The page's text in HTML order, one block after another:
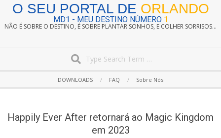
O SEU PORTAL DE ORLANDO
MD1 - MEU DESTINO NÚMERO 1
NÃO É SOBRE O DESTINO, É SOBRE PLANTAR SONHOS, E COLHER SORRISOS...
Navigation
DOWNLOADS FAQ Sobre Nós
Happily Ever After retornará ao Magic Kingdom
em 2023